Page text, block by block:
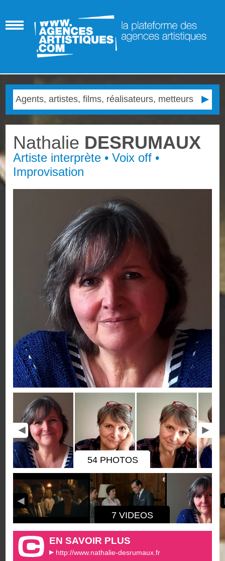
Nathalie DESRUMAUX
Artiste interprète • Voix off •
Improvisation
54 PHOTOS
7 VIDEOS
EN SAVOIR PLUS
http://www.nathalie-desrumaux.fr